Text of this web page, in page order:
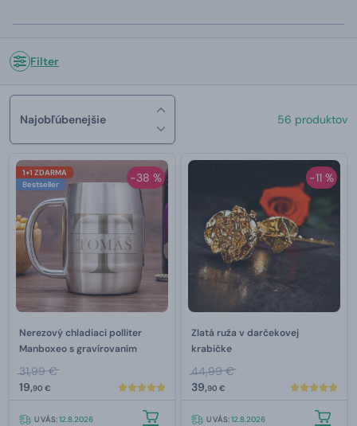
Filter
Najobľúbenejšie 56 produktov
-38 %
1+1 ZDARMA
Bestseller
Nerezový chladiaci polliter
Manboxeo s gravírovaním
31,99 €
19,90 €
U VÁS:12.8.2026
-11 %
Zlatá ruža v darčekovej
krabičke
44,99 €
39,90 €
U VÁS:12.8.2026